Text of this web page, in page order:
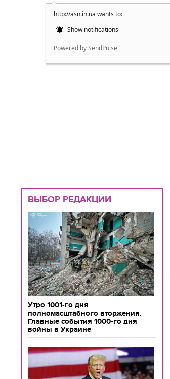
http://asn.in.ua wants to:
Show notifications
Powered by SendPulse
ВЫБОР РЕДАКЦИИ
Утро 1001-го дня
полномасштабного вторжения.
Главные события 1000-го дня
войны в Украине